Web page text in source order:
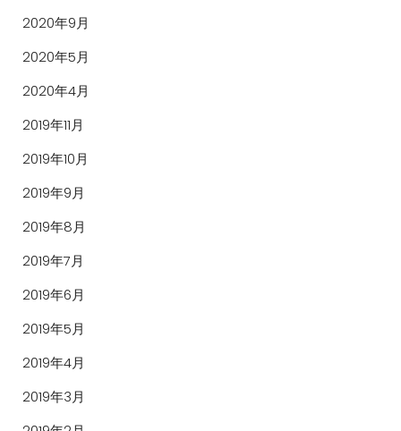
2020年9月
2020年5月
2020年4月
2019年11月
2019年10月
2019年9月
2019年8月
2019年7月
2019年6月
2019年5月
2019年4月
2019年3月